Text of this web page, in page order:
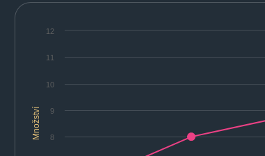
Množství 8
9
10
11
12